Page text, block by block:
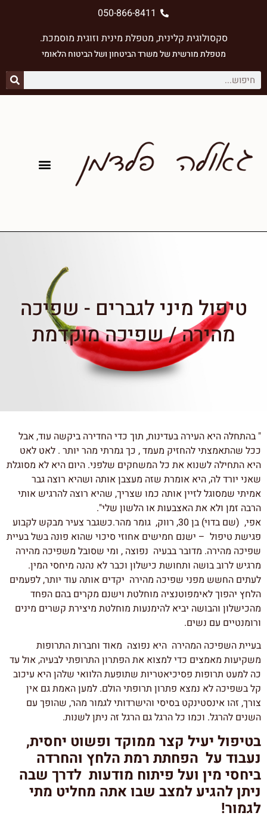
050-866-8411
סקסולוגית קלינית, מטפלת מינית וזוגית מוסמכת.
מטפלת מורשית של משרד הביטחון ⁠ושל הביטוח הלאומי
טיפול מיני לגברים - שפיכה
מהירה / שפיכה מוקדמת
" בהתחלה היא העירה בעדינות, תוך כדי החדירה ביקשה עוד, אבל
ככל שהתאמצתי להחזיק מעמד , כך גמרתי מהר יותר . לאט לאט
היא התחילה לשנוא את כל המשחקים שלפני. היום היא לא מסוגלת
שאני יורד לה, היא אומרת שזה מעצבן אותה ושהיא רוצה גבר
אמיתי שמסוגל לזיין אותה כמו שצריך, שהיא רוצה להרגיש אותי
הרבה זמן ולא את האצבעות או הלשון שלי".
אפי, (שם בדוי) בן 30, רווק, גומר מהר.כשגבר צעיר מבקש לקבוע
פגישת טיפול – ישנם חמישים אחוזי סיכוי שהוא פונה בשל בעיית
שפיכה מהירה. מדובר בבעיה נפוצה , ומי שסובל משפיכה מהירה
מרגיש לרוב בושה ותחושת כישלון וכבר לא נהנה מיחסי המין.
לעתים החשש מפני שפיכה מהירה יקדים אותה עוד יותר, לפעמים
הלחץ יהפוך לאימפוטנציה מוחלטת וישנם מקרים בהם הפחד
מהכישלון והבושה יביא להימנעות מוחלטת מיצירת קשרים מינים
ורומנטיים עם נשים.
בעיית השפיכה המהירה היא נפוצה מאוד וחברות התרופות
משקיעות מאמצים כדי למצוא את הפתרון התרופתי לבעיה, אול עד
כה למעט תרופות פסיכיאטריות שתופעת הלוואי שלהן היא עיכוב
קל בשפיכה לא נמצא פתרון תרופתי הולם. למען האמת גם אין
צורך, זהו אינסטינקט בסיסי והישרדותי לגמור מהר, שהופך עם
השנים להרגל. וכמו כל הרגל גם הרגל זה ניתן לשנות.
בטיפול יעיל קצר ממוקד ופשוט יחסית,
נעבוד על הפחתת רמת הלחץ והחרדה
ביחסי מין ועל פיתוח מודעות לדרך שבה
ניתן להגיע למצב שבו אתה מחליט מתי
לגמור!